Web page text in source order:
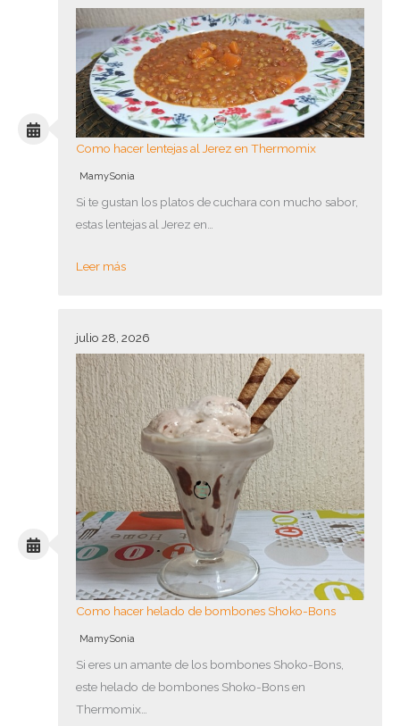
Como hacer lentejas al Jerez en Thermomix
MamySonia
Si te gustan los platos de cuchara con mucho sabor,
estas lentejas al Jerez en…
Leer más
julio 28, 2026
Como hacer helado de bombones Shoko-Bons
MamySonia
Si eres un amante de los bombones Shoko-Bons,
este helado de bombones Shoko-Bons en
Thermomix…